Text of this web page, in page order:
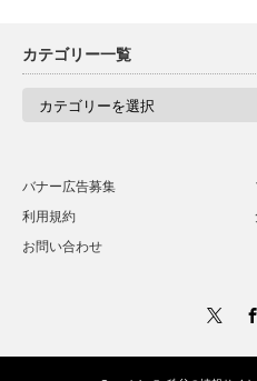
カテゴリー一覧
覧バナー広告募集
利用規約
お問い合わせ
Instagram